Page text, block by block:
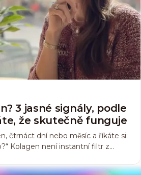
3 jasné signály, podle
že skutečně funguje
čtrnáct dní nebo měsíc a říkáte si:
Kolagen není instantní filtr z
výsledky uvidíte v zrcadle dříve,